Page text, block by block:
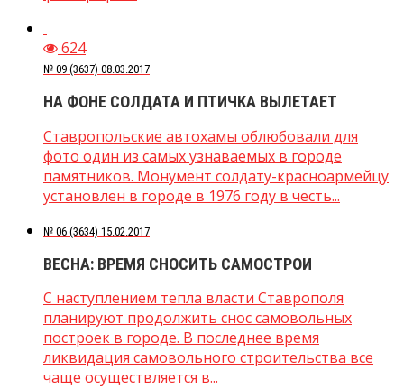
624
№ 09 (3637) 08.03.2017
НА ФОНЕ СОЛДАТА И ПТИЧКА ВЫЛЕТАЕТ
Ставропольские автохамы облюбовали для
фото один из самых узнаваемых в городе
памятников. Монумент солдату-красноармейцу
установлен в городе в 1976 году в честь...
№ 06 (3634) 15.02.2017
ВЕСНА: ВРЕМЯ СНОСИТЬ САМОСТРОИ
С наступлением тепла власти Ставрополя
планируют продолжить снос самовольных
построек в городе. В последнее время
ликвидация самовольного строительства все
чаще осуществляется в...